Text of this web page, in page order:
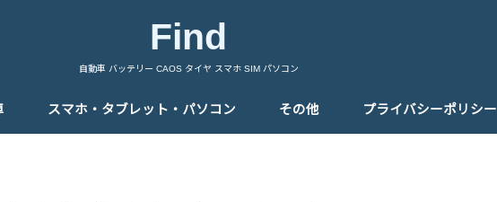
Find
自動車 バッテリー CAOS タイヤ スマホ SIM パソコン
スマホ・タブレット・パソコン その他 プライバシーポリシー